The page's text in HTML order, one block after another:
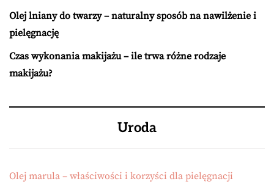
Olej lniany do twarzy – naturalny sposób na nawilżenie i
pielęgnację
Czas wykonania makijażu – ile trwa różne rodzaje
makijażu?
Uroda
Olej marula – właściwości i korzyści dla pielęgnacji